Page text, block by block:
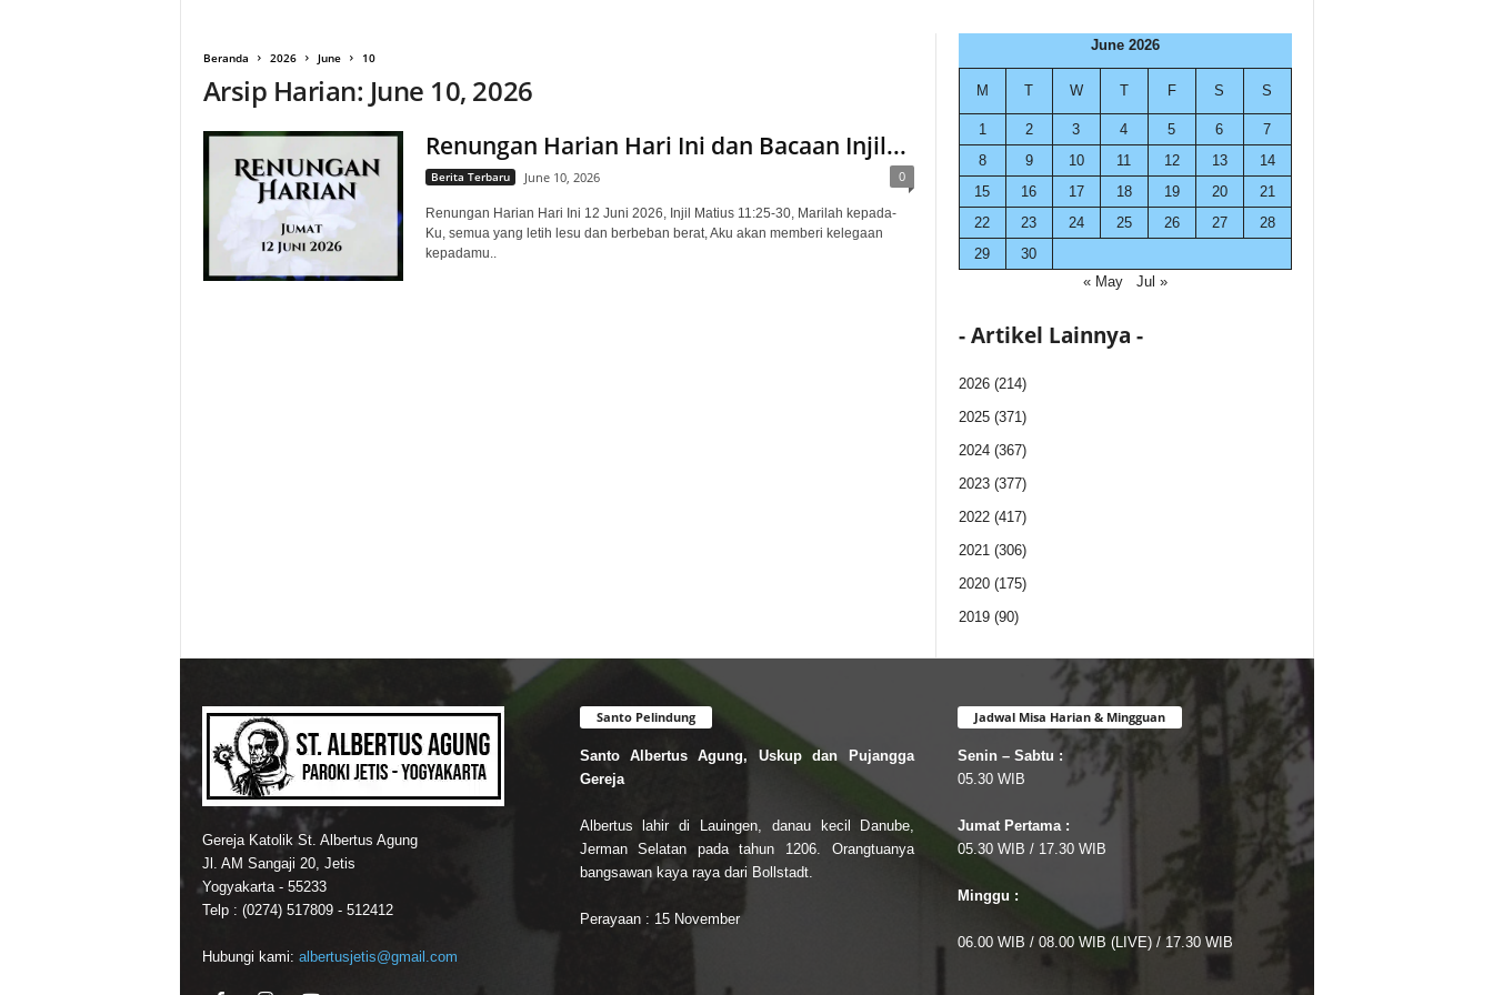
Beranda 2026 June 10
Arsip Harian: June 10, 2026
Renungan Harian Hari Ini dan Bacaan Injil...
Berita Terbaru June 10, 2026 0
Renungan Harian Hari Ini 12 Juni 2026, Injil Matius 11:25-30, Marilah kepada-
Ku, semua yang letih lesu dan berbeban berat, Aku akan memberi kelegaan
kepadamu..
June 2026
M T W T F S S
1 2 3 4 5 6
7
8
9 10 11 12 13
14
15
16 17 18 19 20
21
22
23 24 25 26 27
28
29
30
« May
Jul »
- Artikel Lainnya -
2026(214)
2025(371)
2024(367)
2023(377)
2022(417)
2021(306)
2020(175)
2019(90)
Gereja Katolik St. Albertus Agung
Jl. AM Sangaji 20, Jetis
Yogyakarta - 55233
Telp : (0274) 517809 - 512412
Hubungi kami: albertusjetis@gmail.com
Santo Pelindung
Santo Albertus Agung, Uskup dan Pujangga
Gereja
Albertus lahir di Lauingen, danau kecil Danube,
Jerman Selatan pada tahun 1206. Orangtuanya
bangsawan kaya raya dari Bollstadt.
Perayaan : 15 November
Jadwal Misa Harian & Mingguan
Senin – Sabtu :
05.30 WIB
Jumat Pertama :
05.30 WIB / 17.30 WIB
Minggu :
06.00 WIB / 08.00 WIB (LIVE) / 17.30 WIB